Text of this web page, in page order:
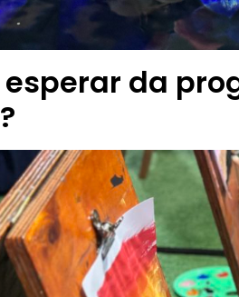
esperar da